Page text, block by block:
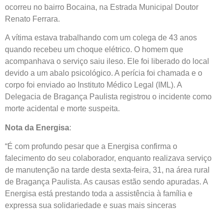
ocorreu no bairro Bocaina, na Estrada Municipal Doutor
Renato Ferrara.
A vítima estava trabalhando com um colega de 43 anos
quando recebeu um choque elétrico. O homem que
acompanhava o serviço saiu ileso. Ele foi liberado do local
devido a um abalo psicológico. A perícia foi chamada e o
corpo foi enviado ao Instituto Médico Legal (IML). A
Delegacia de Bragança Paulista registrou o incidente como
morte acidental e morte suspeita.
Nota da Energisa:
“É com profundo pesar que a Energisa confirma o
falecimento do seu colaborador, enquanto realizava serviço
de manutenção na tarde desta sexta-feira, 31, na área rural
de Bragança Paulista. As causas estão sendo apuradas. A
Energisa está prestando toda a assistência à família e
expressa sua solidariedade e suas mais sinceras